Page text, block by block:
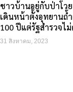
ชาวบ้านอยู่กับป่าโว
เดินหน้าตั้งอุทยานถ้
100 ปีแต่รัฐสำรวจไ
31 สิงหาคม, 2023